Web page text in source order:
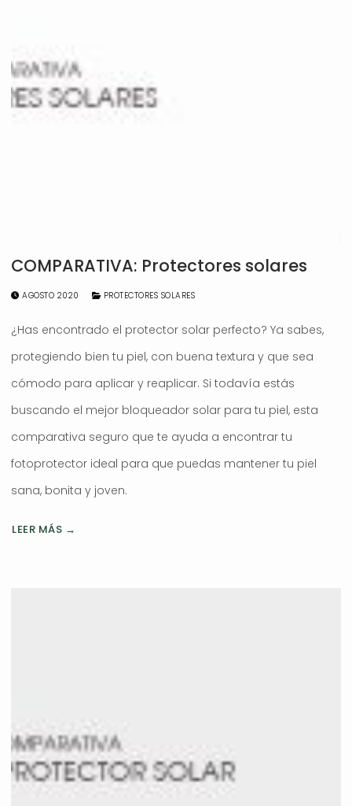
COMPARATIVA: Protectores solares
AGOSTO 2020 PROTECTORES SOLARES
¿Has encontrado el protector solar perfecto? Ya sabes,
protegiendo bien tu piel, con buena textura y que sea
cómodo para aplicar y reaplicar. Si todavía estás
buscando el mejor bloqueador solar para tu piel, esta
comparativa seguro que te ayuda a encontrar tu
fotoprotector ideal para que puedas mantener tu piel
sana, bonita y joven.
LEER MÁS →